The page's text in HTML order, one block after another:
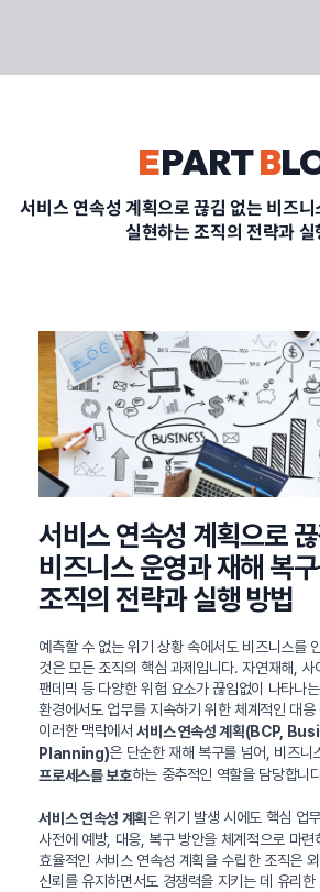
PORTFOLIO
CONTACT
정부지원사업
EPARTB
서비스 연속성 계획으로 끊김 없는 비즈
실현하는 조직의 전략과 실
서비스 연속성 계획으로
비즈니스 운영과 재해 복
조직의 전략과 실행 방법
예측할 수 없는 위기 상황 속에서도 비즈니스를
것은 모든 조직의 핵심 과제입니다. 자연재해, 사
팬데믹 등 다양한 위험 요소가 끊임없이 나타나
환경에서도 업무를 지속하기 위한 체계적인 대
이러한 맥락에서서비스 연속성 계획(BCP,
Planning)은 단순한 재해 복구를 넘어, 비즈니
프로세스를 보호하는 중추적인 역할을 담당합니
서비스 연속성 계획은 위기 발생 시에도 핵심 업
사전에 예방, 대응, 복구 방안을 체계적으로 마련
효율적인 서비스 연속성 계획을 수립한 조직은
신뢰를 유지하면서도 경쟁력을 지키는 데 유리